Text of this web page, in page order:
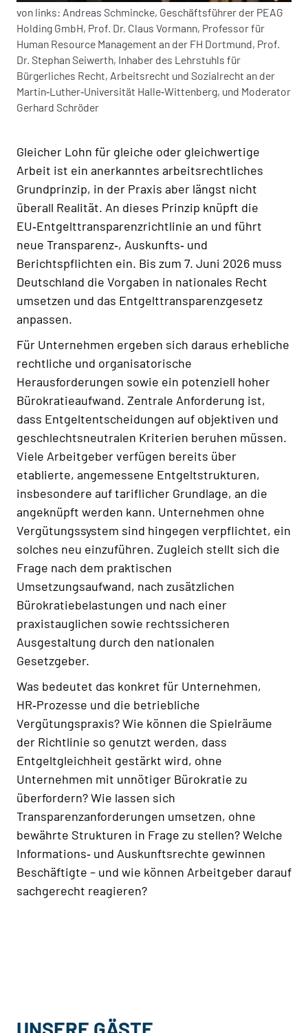
von links: Andreas Schmincke, Geschäftsführer der PEAG
Holding GmbH, Prof. Dr. Claus Vormann, Professor für
Human Resource Management an der FH Dortmund, Prof.
Dr. Stephan Seiwerth, Inhaber des Lehrstuhls für
Bürgerliches Recht, Arbeitsrecht und Sozialrecht an der
Martin‑Luther‑Universität Halle‑Wittenberg, und Moderator
Gerhard Schröder
Gleicher Lohn für gleiche oder gleichwertige
Arbeit ist ein anerkanntes arbeitsrechtliches
Grundprinzip, in der Praxis aber längst nicht
überall Realität. An dieses Prinzip knüpft die
EU‑Entgelttransparenzrichtlinie an und führt
neue Transparenz‑, Auskunfts‑ und
Berichtspflichten ein. Bis zum 7. Juni 2026 muss
Deutschland die Vorgaben in nationales Recht
umsetzen und das Entgelttransparenzgesetz
anpassen.
Für Unternehmen ergeben sich daraus erhebliche
rechtliche und organisatorische
Herausforderungen sowie ein potenziell hoher
Bürokratieaufwand. Zentrale Anforderung ist,
dass Entgeltentscheidungen auf objektiven und
geschlechtsneutralen Kriterien beruhen müssen.
Viele Arbeitgeber verfügen bereits über
etablierte, angemessene Entgeltstrukturen,
insbesondere auf tariflicher Grundlage, an die
angeknüpft werden kann. Unternehmen ohne
Vergütungssystem sind hingegen verpflichtet, ein
solches neu einzuführen. Zugleich stellt sich die
Frage nach dem praktischen
Umsetzungsaufwand, nach zusätzlichen
Bürokratiebelastungen und nach einer
praxistauglichen sowie rechtssicheren
Ausgestaltung durch den nationalen
Gesetzgeber.
Was bedeutet das konkret für Unternehmen,
HR‑Prozesse und die betriebliche
Vergütungspraxis? Wie können die Spielräume
der Richtlinie so genutzt werden, dass
Entgeltgleichheit gestärkt wird, ohne
Unternehmen mit unnötiger Bürokratie zu
überfordern? Wie lassen sich
Transparenzanforderungen umsetzen, ohne
bewährte Strukturen in Frage zu stellen? Welche
Informations‑ und Auskunftsrechte gewinnen
Beschäftigte – und wie können Arbeitgeber darauf
sachgerecht reagieren?